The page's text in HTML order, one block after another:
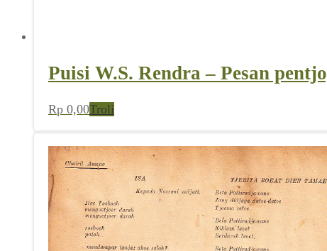
Puisi W.S. Rendra – Pesan
Rp 0,00Troli